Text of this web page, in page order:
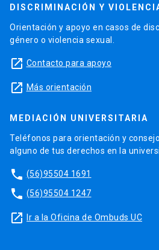
DISCRIMINACIÓN Y
Orientación y apoyo en casos de
género o violencia sexual.
launch Contacto para apoyo
launch Más orientación
MEDIACIÓN UNIVERSITARIA
Teléfonos para orientación y
alguno de tus derechos en la
phone (56)95504 1691
phone (56)95504 1247
launch Ir a la Oficina de Ombuds UC